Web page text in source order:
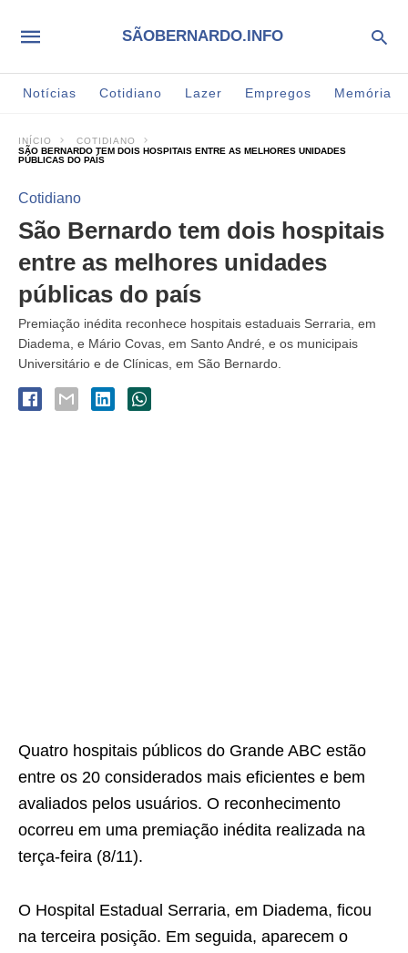
SÃOBERNARDO.INFO
Notícias Cotidiano Lazer Empregos Memória
INÍCIO
COTIDIANO
SÃO BERNARDO TEM DOIS HOSPITAIS ENTRE AS MELHORES UNIDADES
PÚBLICAS DO PAÍS
Cotidiano
São Bernardo tem dois hospitais
entre as melhores unidades
públicas do país
Premiação inédita reconhece hospitais estaduais Serraria, em
Diadema, e Mário Covas, em Santo André, e os municipais
Universitário e de Clínicas, em São Bernardo.
Quatro hospitais públicos do Grande ABC estão
entre os 20 considerados mais eficientes e bem
avaliados pelos usuários. O reconhecimento
ocorreu em uma premiação inédita realizada na
terça-feira (8/11).
O Hospital Estadual Serraria, em Diadema, ficou
na terceira posição. Em seguida, aparecem o